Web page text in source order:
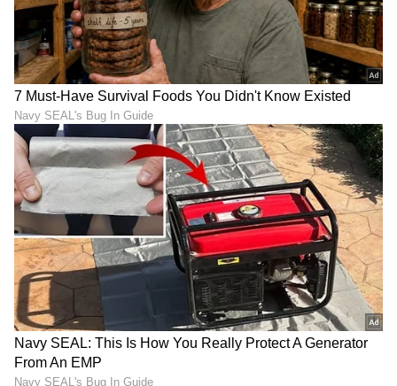
ಯಾರಿಗೆ ಮತದಾನ ಹಕ್ಕು ಇರೋದಿಲ್ಲವೋ ಅವರಿಗೆ
ಸರ್ಕಾರದ ಸೌಲಭ್ಯ ಸಿಗಲ್ಲ. ಈಗಾಗಲೇ ಪಶ್ಚಿಮ ಬಂಗಾಳದ
ಆಹಾರ ಇಲಾಖೆಯ ಮಾಡಿರುವ ಆದೇಶ ನಮ್ಮಮುಂದೆ ಇದೆ.
ಮತದಾನದ ಹಕ್ಕು ಇಲ್ಲದವರಿಗೆ ಅಕ್ಕಿ ಕೊಡಲ್ಲ ಅಂತ ಆದೇಶ
ಮಾಡಿದ್ದಾರೆ. ಬೇರೆ ಬೇರೆ ರಾಜ್ಯಗಳಲ್ಲೂ ಇಂತಹ ಆದೇಶ
ಮಾಡಲಾಗಿದೆ. ನಮ್ಮ ರಾಜ್ಯದಲ್ಲೂ ಯಾರಾದರೂ
ಮತದಾನದ ಹಕ್ಕು ಕಳೆದುಕೊಂಡರೆ ಗೃಹಲಕ್ಷ್ಮಿ, ಗೃಹಜ್ಯೋತಿ
ಸೇರಿದಂತೆ ಪಂಚ ಗ್ಯಾರಂಟಿಗಳು, ಸರ್ಕಾರಿ ಮನೆ, ನಿವೇಶನ
ಸೇರಿದಂತೆ ಸರ್ಕಾರದಿಂದ ದೊರೆಯುವ ಯಾವುದೇ ಸೌಲಭ್ಯ
ಪಡೆಯಲು ಸಮಸ್ಯೆ ಆಗಲಿದೆ ಎಂದು ತಿಳಿಸಿದರು.
ಪ್ರತಿ ಮನೆಗೆ ಶಾಶ್ವತ ನಿವಾಸ ಪ್ರಮಾಣಪತ್ರ